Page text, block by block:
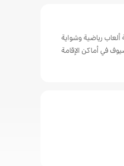
رياضية وشواية
في أماكن الإقامة